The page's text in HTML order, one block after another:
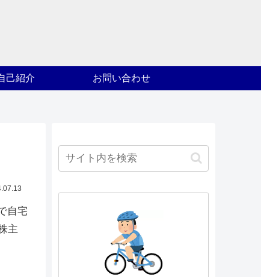
己紹介 お問い合わせ
自宅
主